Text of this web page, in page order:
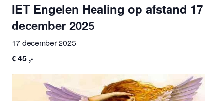
IET Engelen Healing op afstand 17
december 2025
17 december 2025
€ 45 ,-